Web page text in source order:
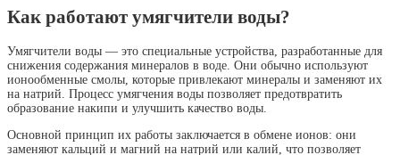
Как работают умягчители воды?
Умягчители воды — это специальные устройства, разработанные для
снижения содержания минералов в воде. Они обычно используют
ионообменные смолы, которые привлекают минералы и заменяют их
на натрий. Процесс умягчения воды позволяет предотвратить
образование накипи и улучшить качество воды.
Основной принцип их работы заключается в обмене ионов: они
заменяют кальций и магний на натрий или калий, что позволяет